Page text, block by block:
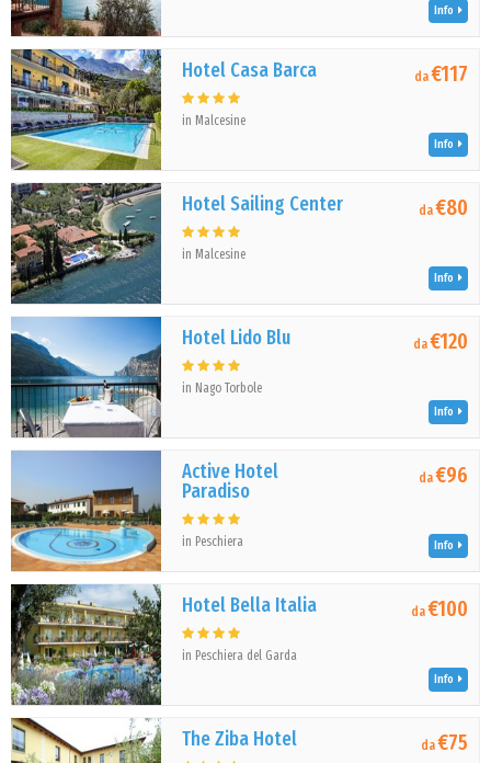
Info
Hotel Casa Barca
in Malcesine
da€117
Info
Hotel Sailing Center
in Malcesine
da€80
Info
Hotel Lido Blu
in Nago Torbole
da€120
Info
Active Hotel
Paradiso
in Peschiera
da€96
Info
Hotel Bella Italia
in Peschiera del Garda
da€100
Info
The Ziba Hotel da€75